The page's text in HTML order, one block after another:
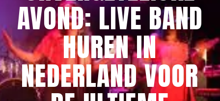
AVOND: LIVE BAND
HUREN IN
NEDERLAND VOOR